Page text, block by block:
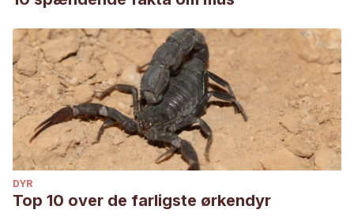
DYR
Top 10 over de farligste ørkendyr